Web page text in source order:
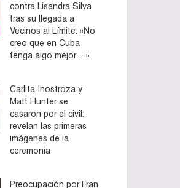
contra Lisandra Silva
tras su llegada a
Vecinos al Límite: «No
creo que en Cuba
tenga algo mejor…»
Carlita Inostroza y
Matt Hunter se
casaron por el civil:
revelan las primeras
imágenes de la
ceremonia
Preocupación por Fran